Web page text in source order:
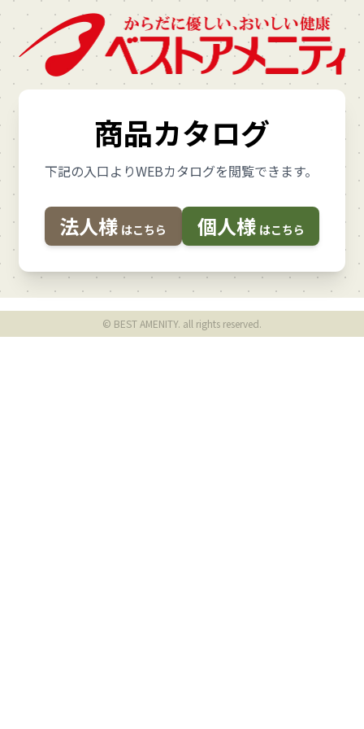
商品カタログ
下記の入口よりWEBカタログを閲覧できます。
法人様 はこちら 個人様 はこちら
© BEST AMENITY. all rights reserved.